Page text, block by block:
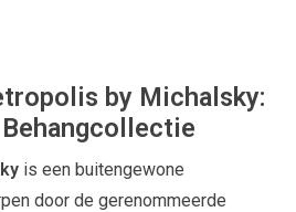
by Michalsky:
is een buitengewone
door de gerenommeerde